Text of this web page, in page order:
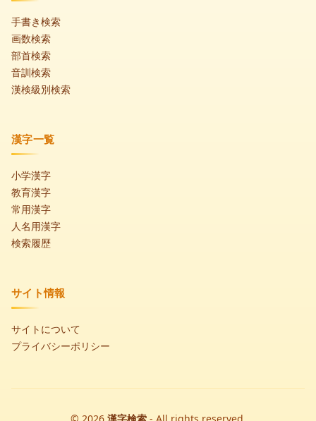
手書き検索
画数検索
部首検索
音訓検索
漢検級別検索
漢字一覧
小学漢字
教育漢字
常用漢字
人名用漢字
検索履歴
サイト情報
サイトについて
プライバシーポリシー